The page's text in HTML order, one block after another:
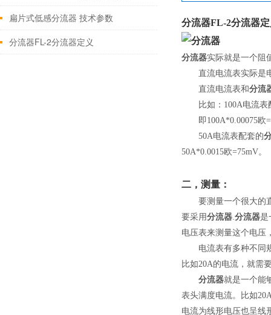
扁片式低感分流器 技术参数
分流器FL-2分流器定义
分流器FL-2分流器
分流器实际就是一个阻
直流电流表实际是
直流电流表和分流
比如：100A电流表
即100A*0.00075欧
50A电流表配套的
50A*0.0015欧=75mV。
二，测量：
要测量一个很大的直
要采用分流器.分流器是
电压表来测量这个电压
电流表有多种不同规
比如20A的电流，就需
分流器就是一个能
表头满度电流。比如
电流为线形电压也呈线